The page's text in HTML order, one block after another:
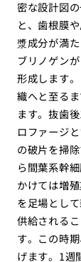
密な設計図
と、歯根膜
漿成分が満
ブリノゲン
形成します
織へと至る
ます。抜歯
ロファージ
の破片を掃
ら間葉系幹
かけては増
を足場とし
供給される
す。この時
げます。1週